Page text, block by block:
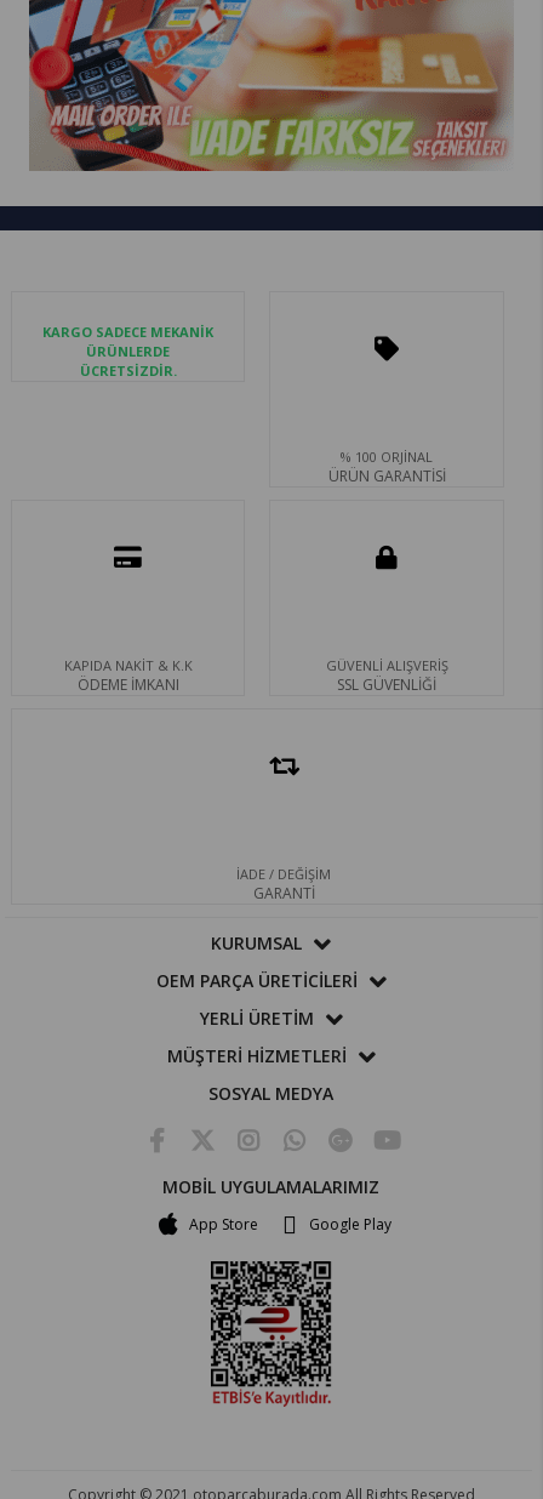
KARGO SADECE MEKANİK
ÜRÜNLERDE
ÜCRETSİZDİR.
% 100 ORJİNAL
ÜRÜN GARANTİSİ
KAPIDA NAKİT & K.K
ÖDEME İMKANI
GÜVENLİ ALIŞVERİŞ
SSL GÜVENLİĞİ
İADE / DEĞİŞİM
GARANTİ
KURUMSAL
OEM PARÇA ÜRETİCİLERİ
YERLİ ÜRETİM
MÜŞTERİ HİZMETLERİ
SOSYAL MEDYA
MOBİL UYGULAMALARIMIZ
App Store Google Play
Copyright © 2021 otoparcaburada.com All Rights Reserved